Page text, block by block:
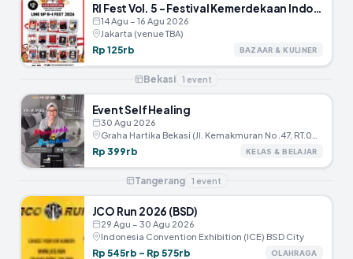
RI Fest Vol. 5 – Festival Kemerdekaan Indonesia
14 Agu – 16 Agu 2026
Jakarta (venue TBA)
Rp 125rb BAZAAR & KULINER
Bekasi 1 event
Event Self Healing
30 Agu 2026
Rp 399rb KELAS & BELAJAR
Tangerang 1 event
JCO Run 2026 (BSD)
29 Agu – 30 Agu 2026
Indonesia Convention Exhibition (ICE) BSD City
Rp 545rb – Rp 575rb OLAHRAGA